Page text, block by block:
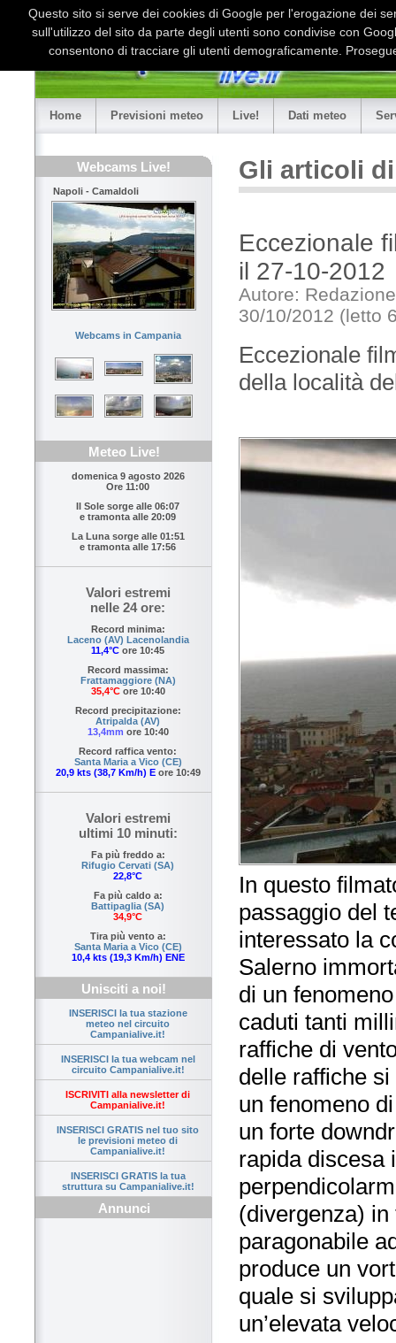
Home Previsioni meteo Live! Dati meteo
Webcams Live!
Napoli - Camaldoli
Webcams in Campania
Meteo Live!
domenica 9 agosto 2026
Ore 11:00
Il Sole sorge alle 06:07
e tramonta alle 20:09
La Luna sorge alle 01:51
e tramonta alle 17:56
Valori estremi
nelle 24 ore:
Record minima:
Laceno (AV) Lacenolandia
11,4°C ore 10:45
Record massima:
Frattamaggiore (NA)
35,4°Core 10:40
Record precipitazione:
Atripalda (AV)
13,4mm ore 10:40
Record raffica vento:
Santa Maria a Vico (CE)
20,9 kts (38,7 Km/h) Eore 10:49
Valori estremi
ultimi 10 minuti:
Fa più freddo a:
Rifugio Cervati (SA)
22,8°C
Fa più caldo a:
Battipaglia (SA)
34,9°C
Tira più vento a:
Santa Maria a Vico (CE)
10,4 kts (19,3 Km/h) ENE
Unisciti a noi!
INSERISCI la tua stazione
meteo nel circuito
Campanialive.it!
INSERISCI la tua webcam nel
circuito Campanialive.it!
ISCRIVITI alla newsletter di
Campanialive.it!
INSERISCI GRATIS nel tuo sito
le previsioni meteo di
Campanialive.it!
INSERISCI GRATIS la tua
struttura su Campanialive.it!
Annunci
Gli articoli
Eccezionale
il 27-10-2012
Autore:
30/10/2012 (letto
Eccezionale
della località
In questo
passaggio del
interessato la
Salerno
di un
caduti tanti
raffiche di
delle raffiche
un fenomeno
un forte
rapida discesa
(divergenza)
paragonabile
produce un
quale si
un’elevata
Questo sito si serve dei cookies di Google per l'erogazione dei
sull'utilizzo del sito da parte degli utenti sono condivise con
consentono di tracciare gli utenti demograficamente.